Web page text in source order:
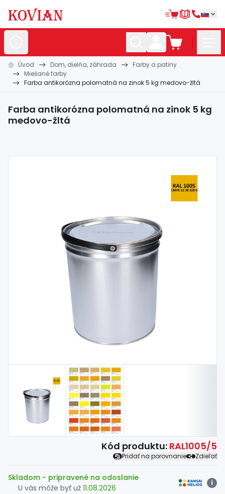
Nerezovépolotovary
Hliníkovépolotovary
Kované polotovary
materiál
Úvod Dom, dielňa, záhrada
Farby a patiny
Miešané farby
Farba antikorózna polomatná na zinok 5 kg medovo-žltá
Farba antikorózna polomatná na zinok 5 kg
medovo-žltá
Kód produktu: RAL1005/5
Pridať na porovnanie Zdieľať
Skladom - pripravené na odoslanie
U vás môže byť už 11.08.2026
i